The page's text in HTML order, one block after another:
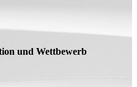
und Wettbewerb